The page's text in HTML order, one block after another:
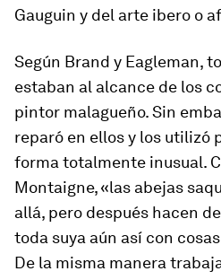
Gauguin y del arte ibero o
Según Brand y Eagleman,
estaban al alcance de los
pintor malagueño. Sin
reparó en ellos y los utilizó
forma totalmente inusual.
Montaigne, «las abejas
allá, pero después hacen
toda suya aún así con
De la misma manera